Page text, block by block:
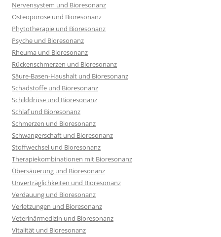
Nervensystem und Bioresonanz
Osteoporose und Bioresonanz
Phytotherapie und Bioresonanz
Psyche und Bioresonanz
Rheuma und Bioresonanz
Rückenschmerzen und Bioresonanz
Säure-Basen-Haushalt und Bioresonanz
Schadstoffe und Bioresonanz
Schilddrüse und Bioresonanz
Schlaf und Bioresonanz
Schmerzen und Bioresonanz
Schwangerschaft und Bioresonanz
Stoffwechsel und Bioresonanz
Therapiekombinationen mit Bioresonanz
Übersäuerung und Bioresonanz
Unverträglichkeiten und Bioresonanz
Verdauung und Bioresonanz
Verletzungen und Bioresonanz
Veterinärmedizin und Bioresonanz
Vitalität und Bioresonanz